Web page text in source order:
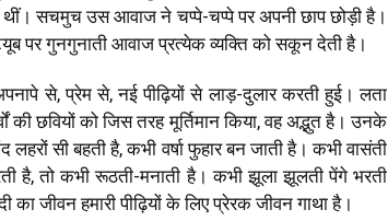
थीं। सचमुच उस आवाज ने चप्पे-चप्पे पर अपनी छाप छोड़ी है।
पर गुनगुनाती आवाज प्रत्येक व्यक्ति को सकून देती है।
से, प्रेम से, नई पीढ़ियों से लाड़-दुलार करती हुई। लता
छवियों को जिस तरह मूर्तिमान किया, वह अद्भुत है। उनके
सी बहती है, कभी वर्षा फुहार बन जाती है। कभी वासंती
है, तो कभी रूठती-मनाती है। कभी झूला झूलती पेंगे भरती
जीवन हमारी पीढ़ियों के लिए प्रेरक जीवन गाथा है।